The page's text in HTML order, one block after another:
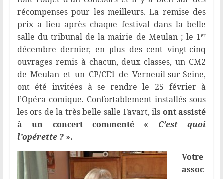
récompenses pour les meilleurs. La remise des
prix a lieu après chaque festival dans la belle
salle du tribunal de la mairie de Meulan ; le 1er
décembre dernier, en plus des cent vingt-cinq
ouvrages remis à chacun, deux classes, un CM2
de Meulan et un CP/CE1 de Verneuil-sur-Seine,
ont été invitées à se rendre le 25 février à
l’Opéra comique. Confortablement installés sous
les ors de la très belle salle Favart, ils ont assisté
à un concert commenté « C’est quoi
l’opérette ?».
Votre
assoc